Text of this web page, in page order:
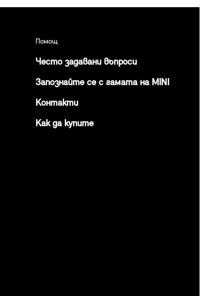
Помощ
Често задавани въпроси
Запознайте се с гамата на MINI
Контакти
Как да купите